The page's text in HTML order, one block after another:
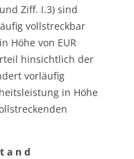
Ziff. I.3) sind
vollstreckbar
Höhe von EUR
hinsichtlich der
vorläufig
in Höhe
a n d